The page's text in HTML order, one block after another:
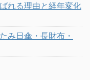
れる理由と経年変化
み日傘・長財布・